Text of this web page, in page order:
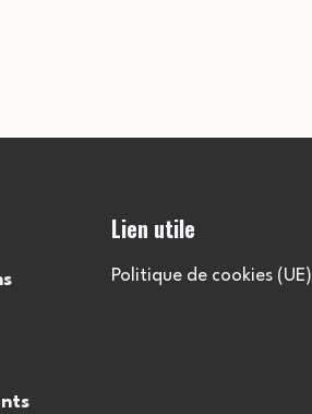
Lien utile
Politique de cookies (UE)